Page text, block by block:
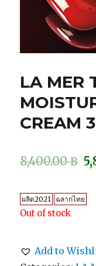
LA MER
CREAM
8,400.00฿
ผลิต2021 ฉลากไทย
Out of stock
Add to